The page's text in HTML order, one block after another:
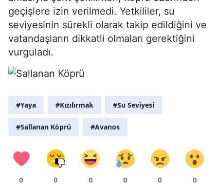
geçişlere izin verilmedi. Yetkililer, su
seviyesinin sürekli olarak takip edildiğini ve
vatandaşların dikkatli olmaları gerektiğini
vurguladı.
#Yaya #Kızılırmak #Su Seviyesi
#Sallanan Köprü #Avanos
0 0 0 0 0 0